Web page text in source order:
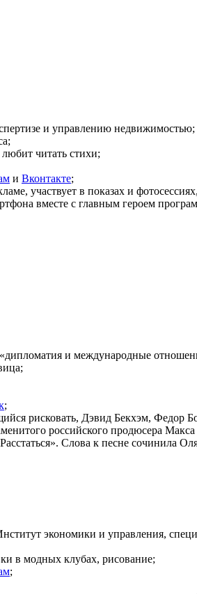
и управлению недвижимостью;
читать стихи;
и Вконтакте;
участвует в показах и
вместе с главным героем
и международные
;
рисковать, Дэвид Бекхэм, Федор
российского продюсера
Слова к песне сочинила
экономики и управления,
в модных клубах, рисование;
;